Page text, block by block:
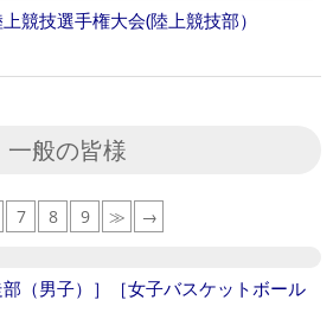
競技選手権大会(陸上競技部）
一般の皆様
7 8 9 ≫ →
（男子）］［女子バスケットボール